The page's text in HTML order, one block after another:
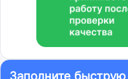
Заполните